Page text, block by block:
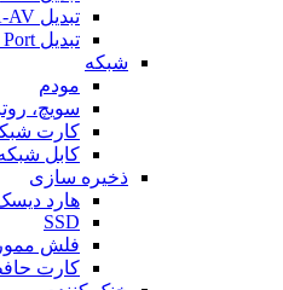
تبدیل RCA-AV
تبدیل Display Port
شبکه
مودم
سویچ،
کارت
کابل
ذخیره سازی
هارد
SSD
فلش
کارت